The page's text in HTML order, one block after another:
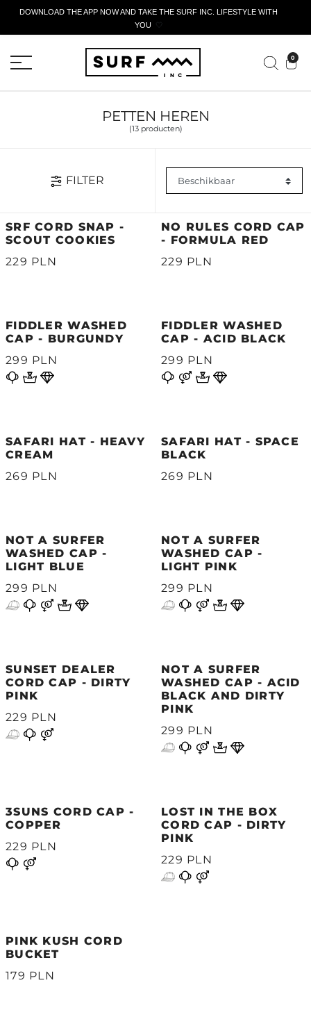
DOWNLOAD THE APP NOW AND TAKE THE SURF INC. LIFESTYLE WITH
YOU🤍
0
PETTEN HEREN
(13 producten)
FILTER
SRF CORD SNAP -
SCOUT COOKIES
229 PLN
NO RULES CORD CAP
- FORMULA RED
229 PLN
FIDDLER WASHED
CAP - BURGUNDY
299 PLN
FIDDLER WASHED
CAP - ACID BLACK
299 PLN
SAFARI HAT - HEAVY
CREAM
269 PLN
SAFARI HAT - SPACE
BLACK
269 PLN
NOT A SURFER
WASHED CAP -
LIGHT BLUE
299 PLN
NOT A SURFER
WASHED CAP -
LIGHT PINK
299 PLN
SUNSET DEALER
CORD CAP - DIRTY
PINK
229 PLN
NOT A SURFER
WASHED CAP - ACID
BLACK AND DIRTY
PINK
299 PLN
3SUNS CORD CAP -
COPPER
229 PLN
LOST IN THE BOX
CORD CAP - DIRTY
PINK
229 PLN
PINK KUSH CORD
BUCKET
179 PLN
ACTIEF AANGIFTEFORMULIER